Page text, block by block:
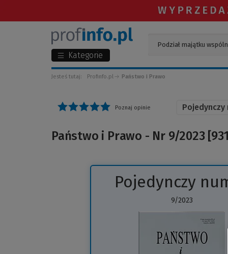
Kategorie
Jesteś tutaj: Profinfo.pl Państwo i Prawo
Poznaj opinie Pojedynczy
Państwo i Prawo - Nr 9/2023
Pojedynczy
9/2023